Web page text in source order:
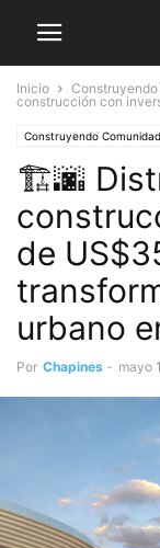
Inicio
construcción con
Construyendo
🏗️🌆
de
urbano
Por Chapines - mayo